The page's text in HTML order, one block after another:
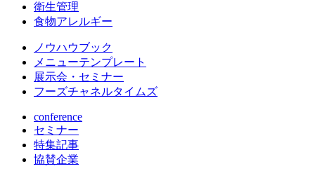
衛生管理
食物アレルギー
ノウハウブック
メニューテンプレート
展示会・セミナー
フーズチャネルタイムズ
conference
セミナー
特集記事
協賛企業